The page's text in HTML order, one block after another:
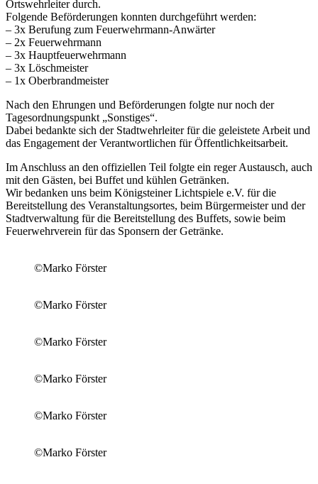
Ortswehrleiter durch.
Folgende Beförderungen konnten durchgeführt werden:
– 3x Berufung zum Feuerwehrmann-Anwärter
– ⁠2x Feuerwehrmann
– ⁠3x Hauptfeuerwehrmann
– ⁠3x Löschmeister
– ⁠1x Oberbrandmeister
Nach den Ehrungen und Beförderungen folgte nur noch der
Tagesordnungspunkt „Sonstiges“.
Dabei bedankte sich der Stadtwehrleiter für die geleistete Arbeit und
das Engagement der Verantwortlichen für Öffentlichkeitsarbeit.
Im Anschluss an den offiziellen Teil folgte ein reger Austausch, auch
mit den Gästen, bei Buffet und kühlen Getränken.
Wir bedanken uns beim Königsteiner Lichtspiele e.V. für die
Bereitstellung des Veranstaltungsortes, beim Bürgermeister und der
Stadtverwaltung für die Bereitstellung des Buffets, sowie beim
Feuerwehrverein für das Sponsern der Getränke.
©Marko Förster
©Marko Förster
©Marko Förster
©Marko Förster
©Marko Förster
©Marko Förster